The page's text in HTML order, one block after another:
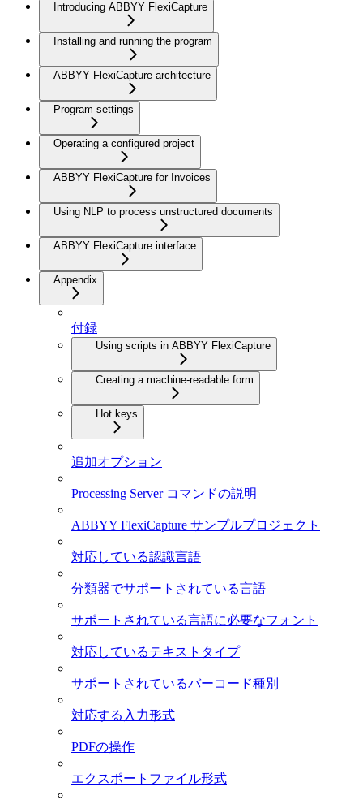
Introducing ABBYY FlexiCapture
Installing and running the program
ABBYY FlexiCapture architecture
Program settings
Operating a configured project
ABBYY FlexiCapture for Invoices
Using NLP to process unstructured documents
ABBYY FlexiCapture interface
Appendix
付録
Using scripts in ABBYY FlexiCapture
Creating a machine-readable form
Hot keys
追加オプション
Processing Server コマンドの説明
ABBYY FlexiCapture サンプルプロジェクト
対応している認識言語
分類器でサポートされている言語
サポートされている言語に必要なフォント
対応しているテキストタイプ
サポートされているバーコード種別
対応する入力形式
PDFの操作
エクスポートファイル形式